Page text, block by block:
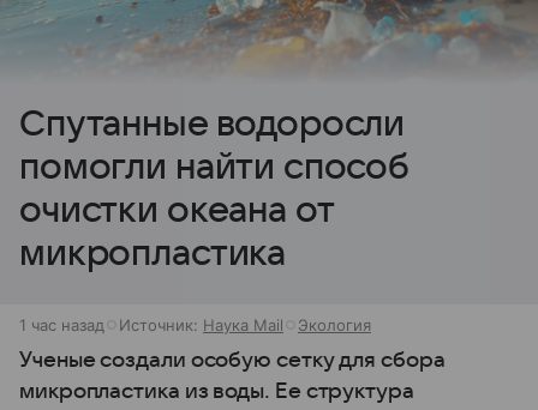
Спутанные водоросли
помогли найти способ
очистки океана от
микропластика
1 час назад Источник: Наука Mail Экология
Ученые создали особую сетку для сбора
микропластика из воды. Ее структура